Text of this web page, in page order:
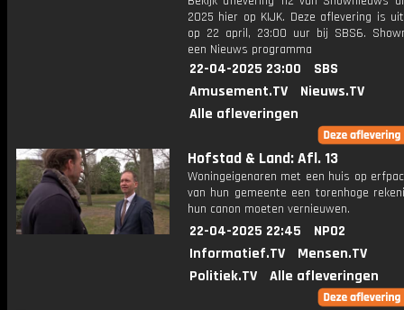
2025 hier op KIJK. Deze aflevering is
op 22 april, 23:00 uur bij SBS6.
een Nieuws programma
22-04-2025 23:00
SBS
Amusement.TV
Nieuws.TV
Alle afleveringen
Hofstad & Land: Afl. 13
Woningeigenaren met een huis op
van hun gemeente een torenhoge
hun canon moeten vernieuwen.
22-04-2025 22:45
NPO2
Informatief.TV
Mensen.TV
Politiek.TV
Alle afleveringen